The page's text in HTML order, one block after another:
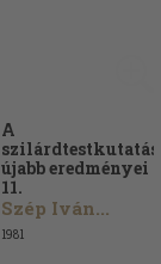
A
szilárdtestkutatás
újabb eredményei
11.
Szép Iván...
1981